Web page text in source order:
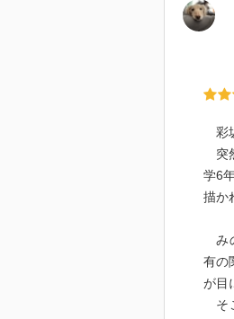
“父
し」
起
され
(笑)
ま
回
た。
“こ
なく
寧
作
竹
が
で
本体
だが
季節
よう
終
彩
突
学6
描か
み
有の
が目
そ